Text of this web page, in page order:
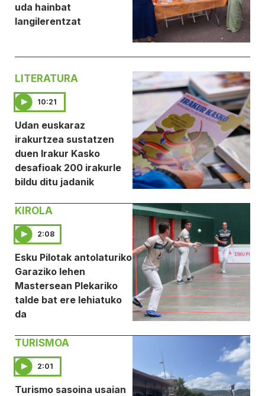
uda hainbat
langilerentzat
LITERATURA
10:21
Udan euskaraz
irakurtzea sustatzen
duen Irakur Kasko
desafioak 200 irakurle
bildu ditu jadanik
KIROLA
2:08
Esku Pilotak antolaturiko
Garaziko lehen
Mastersean Plekariko
talde bat ere lehiatuko
da
TURISMOA
2:01
Turismo sasoina usaian